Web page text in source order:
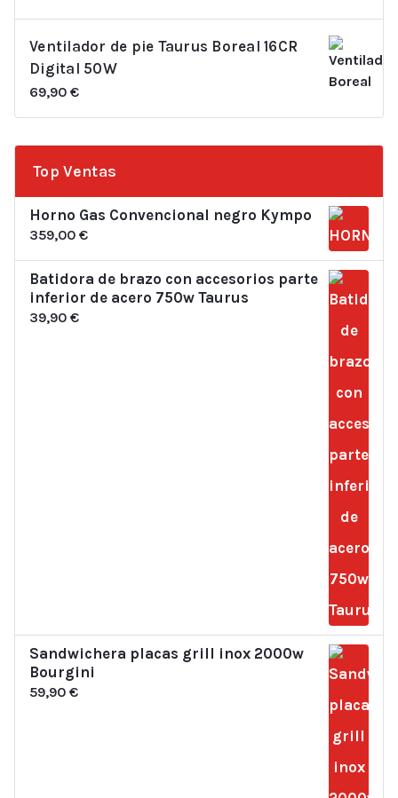
Ventilador de pie Taurus Boreal 16CR
Digital 50W
69,90 €
Top Ventas
Horno Gas Convencional negro Kympo
359,00 €
Batidora de brazo con accesorios parte
inferior de acero 750w Taurus
39,90 €
Sandwichera placas grill inox 2000w
Bourgini
59,90 €